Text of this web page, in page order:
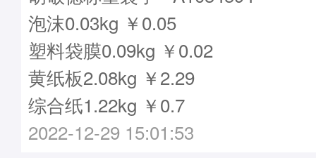
泡沫0.03kg ￥0.05
塑料袋膜0.09kg ￥0.02
黄纸板2.08kg ￥2.29
综合纸1.22kg ￥0.7
2022-12-29 15:01:53